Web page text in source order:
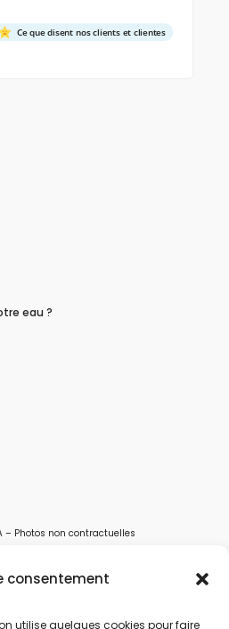
consentement
utilise quelques cookies pour faire
Ce que disent nos clients et clientes
eau ?
– Photos non contractuelles
toutes les solutions pour récupérer l’eau de
traiter et potabiliser l’eau d’un forage,
des équipements pour décontaminer de